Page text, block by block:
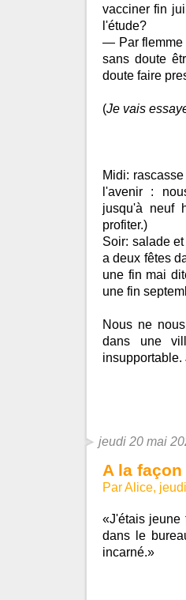
vacciner fin
l'étude?
— Par flemme
sans doute
doute faire
(Je vais
Midi:
l'avenir :
jusqu'à neuf
profiter.)
Soir: salade
a deux fêtes
une fin mai
une fin
Nous ne
dans une
insupportable.
jeudi 20 mai
A la façon
Par Alice,
«J'étais jeune
dans le
incarné.»